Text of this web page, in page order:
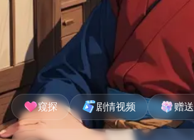
窥探 剧情视频 赠